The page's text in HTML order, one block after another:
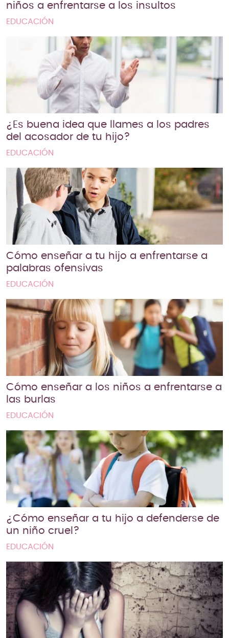
niños a enfrentarse a los insultos
EDUCACIÓN
¿Es buena idea que llames a los padres
del acosador de tu hijo?
EDUCACIÓN
Cómo enseñar a tu hijo a enfrentarse a
palabras ofensivas
EDUCACIÓN
Cómo enseñar a los niños a enfrentarse a
las burlas
EDUCACIÓN
¿Cómo enseñar a tu hijo a defenderse de
un niño cruel?
EDUCACIÓN